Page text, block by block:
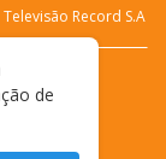
Record S.A
de